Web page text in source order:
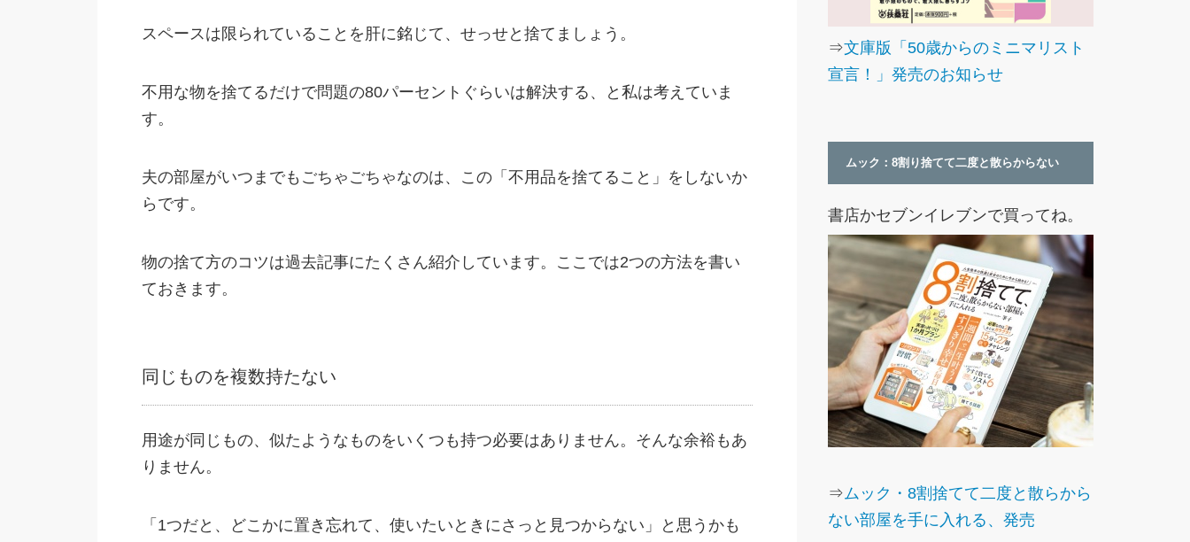
スペースは限られていることを肝に銘じて、せっせと捨てましょう。
不用な物を捨てるだけで問題の80パーセントぐらいは解決する、と私は考えていま
す。
夫の部屋がいつまでもごちゃごちゃなのは、この「不用品を捨てること」をしないか
らです。
物の捨て方のコツは過去記事にたくさん紹介しています。ここでは2つの方法を書い
ておきます。
同じものを複数持たない
用途が同じもの、似たようなものをいくつも持つ必要はありません。そんな余裕もあ
りません。
「1つだと、どこかに置き忘れて、使いたいときにさっと見つからない」と思うかも
⇒文庫版「50歳からのミニマリスト
宣言！」発売のお知らせ
ムック：8割り捨てて二度と散らからない
書店かセブンイレブンで買ってね。
⇒ムック・8割捨てて二度と散らから
ない部屋を手に入れる、発売